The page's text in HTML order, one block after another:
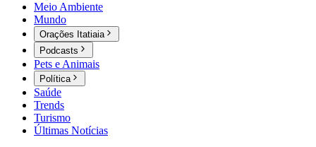
Meio Ambiente
Mundo
Orações Itatiaia
Podcasts
Pets e Animais
Política
Saúde
Trends
Turismo
Últimas Notícias